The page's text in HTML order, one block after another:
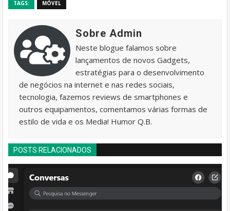
TAGS: MÓVEL
Sobre Admin
Neste blogue falamos sobre
lançamentos de novos Gadgets,
estratégias para o desenvolvimento
de negócios na internet e nas redes sociais,
tecnologia, fazemos reviews de smartphones e
outros equipamentos, comentamos várias formas de
estilo de vida e os Media! Humor Q.B.
POSTS RELACIONADOS